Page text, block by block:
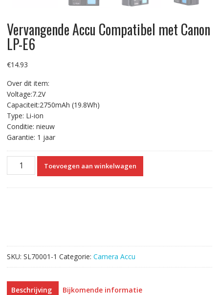
Vervangende Accu Compatibel met Canon
LP-E6
€14.93
Over dit item:
Voltage:7.2V
Capaciteit:2750mAh (19.8Wh)
Type: Li-ion
Conditie: nieuw
Garantie: 1 jaar
Vervangende
Accu
Toevoegen aan winkelwagen
SKU: SL70001-1 Categorie: Camera Accu
Beschrijving
Bijkomende informatie